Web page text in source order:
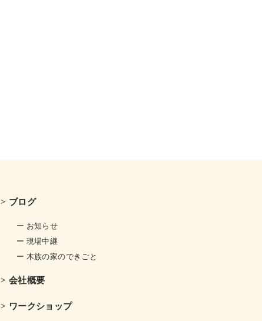
> ブログ
ー お知らせ
ー 現場中継
ー 木族の家のできごと
> 会社概要
> ワークショップ